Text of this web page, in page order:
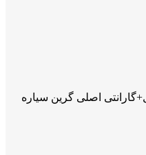
اصلی گرین سیاره